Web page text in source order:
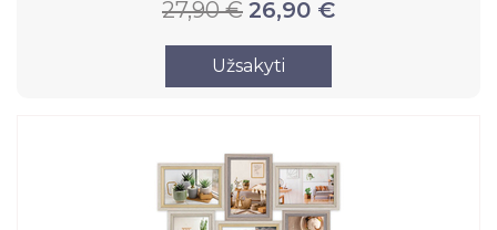
27,90 € 26,90 €
Užsakyti